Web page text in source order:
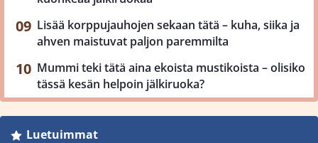
Lisää korppujauhojen sekaan tätä – kuha, siika ja
ahven maistuvat paljon paremmilta
Mummi teki tätä aina ekoista mustikoista – olisiko
tässä kesän helpoin jälkiruoka?
Luetuimmat